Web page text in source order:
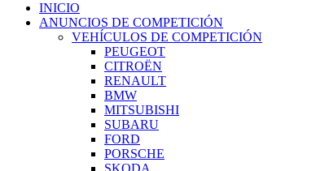
INICIO
ANUNCIOS DE COMPETICIÓN
VEHÍCULOS DE COMPETICIÓN
PEUGEOT
CITROËN
RENAULT
BMW
MITSUBISHI
SUBARU
FORD
PORSCHE
SKODA